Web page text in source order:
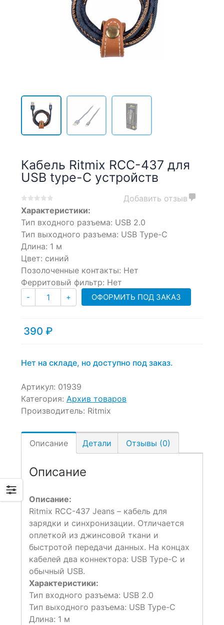
Кабель Ritmix RCC-437 для
USB type-C устройств
0
of
5
based
on
0
customer
ratings
Добавить отзыв
Характеристики:
Тип входного разъема: USB 2.0
Тип выходного разъема: USB Type-C
Длина: 1 м
Цвет: синий
Позолоченные контакты: Нет
Ферритовый фильтр: Нет
- Количество
+ ОФОРМИТЬ ПОД ЗАКАЗ
390 ₽
Нет на складе, но доступно под заказ.
Артикул: 01939
Категория: Архив товаров
Производитель: Ritmix
Описание Детали Отзывы (0)
Описание
Описание:
Ritmix RCC-437 Jeans – кабель для
зарядки и синхронизации. Отличается
оплеткой из джинсовой ткани и
быстротой передачи данных. На концах
кабелей два коннектора: USB Type-C и
обычный USB.
Характеристики:
Тип входного разъема: USB 2.0
Тип выходного разъема: USB Type-C
Длина: 1 м